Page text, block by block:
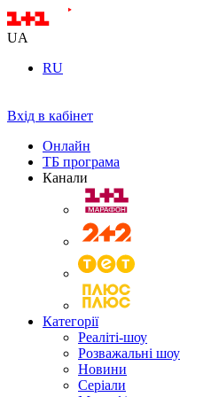
UA
RU
Вхід в кабінет
Онлайн
ТБ програма
Канали
Категорії
Реаліті-шоу
Розважальні шоу
Новини
Серіали